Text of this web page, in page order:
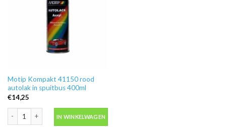
Motip Kompakt 41150 rood
autolak in spuitbus 400ml
€14,25
IN WINKELWAGEN